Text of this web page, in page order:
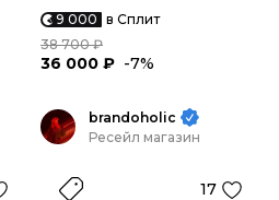
9 000 в Сплит
38 700 ₽
36 000 ₽ -7%
brandoholic
Ресейл магазин
17